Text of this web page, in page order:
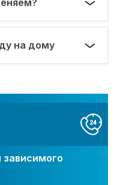
зависимого
на дому